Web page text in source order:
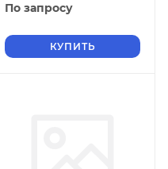
По запросу
КУПИТЬ